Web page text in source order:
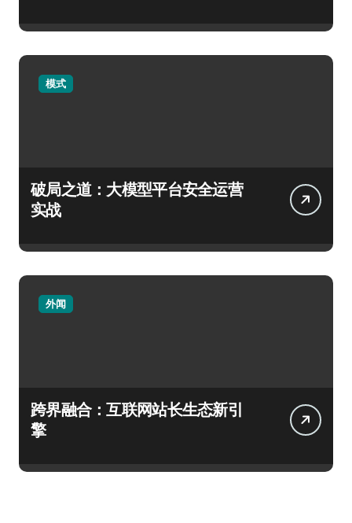
模式
破局之道：大模型平台安全运营
实战
外闻
跨界融合：互联网站长生态新引
擎